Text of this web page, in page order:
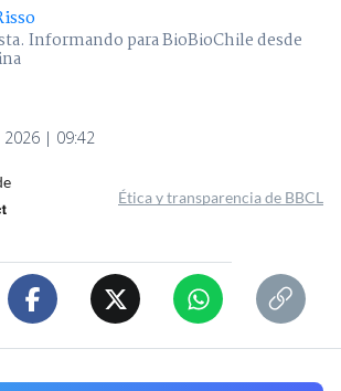
Informando para BioBioChile desde
2026 | 09:42
Ética y transparencia de BBCL